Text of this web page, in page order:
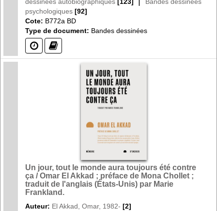
psychologiques [92]
Cote: B772a BD
Type de document: Bandes dessinées
(?) (?)
Un jour, tout le monde aura toujours été contre
ça / Omar El Akkad ; préface de Mona Chollet ;
traduit de l'anglais (États-Unis) par Marie
Frankland.
Auteur: El Akkad, Omar, 1982- [2]